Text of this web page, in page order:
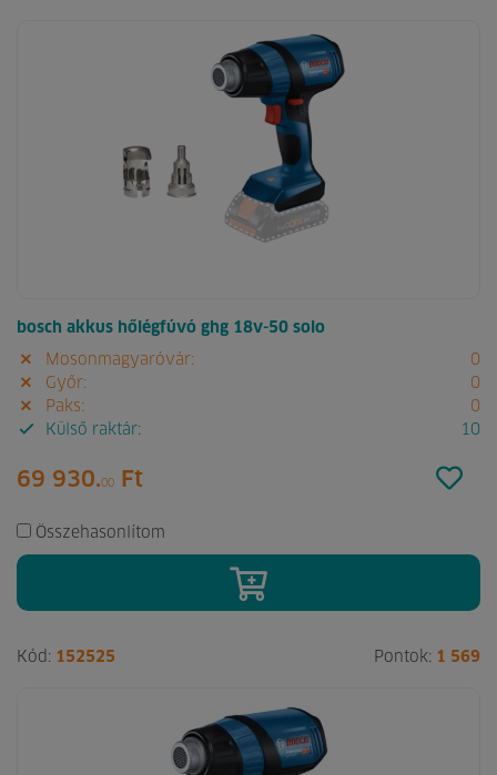
bosch akkus hőlégfúvó ghg 18v-50 solo
Mosonmagyaróvár:
0
Győr:
0
Paks:
0
Külső raktár:
10
69 930.00 Ft
Összehasonlítom
Kód: 152525 Pontok: 1 569